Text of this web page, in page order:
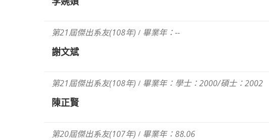
第21屆傑出系友(108年) / 畢業年：--
謝文斌
第21屆傑出系友(108年) / 畢業年：學士：2000/碩士：2002
陳正賢
第20屆傑出系友(107年) / 畢業年：88.06